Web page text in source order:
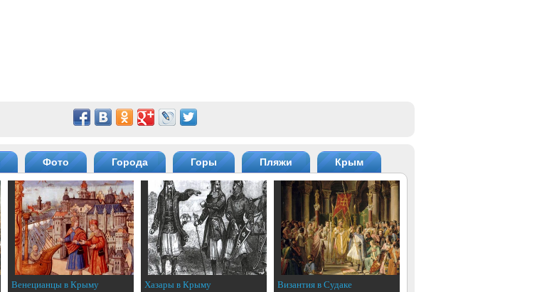
Фото Города Горы Пляжи Крым
Венецианцы в Крыму Хазары в Крыму Византия в Судаке